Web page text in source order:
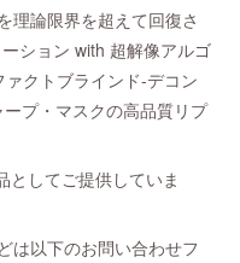
理論限界を超えて回復さ
ション with 超解像アルゴ
クトブラインド-デコン
プ・マスクの高品質リプ
としてご提供していま
は以下のお問い合わせフ